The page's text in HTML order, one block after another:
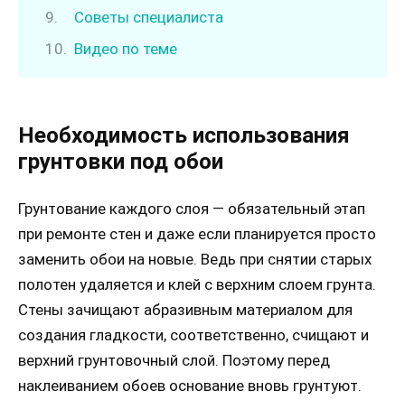
Советы специалиста
Видео по теме
Необходимость использования
грунтовки под обои
Грунтование каждого слоя — обязательный этап
при ремонте стен и даже если планируется просто
заменить обои на новые. Ведь при снятии старых
полотен удаляется и клей с верхним слоем грунта.
Стены зачищают абразивным материалом для
создания гладкости, соответственно, счищают и
верхний грунтовочный слой. Поэтому перед
наклеиванием обоев основание вновь грунтуют.